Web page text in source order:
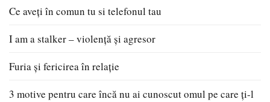
Ce aveți în comun tu si telefonul tau
I am a stalker – violență și agresor
Furia și fericirea în relație
3 motive pentru care încă nu ai cunoscut omul pe care ți-l